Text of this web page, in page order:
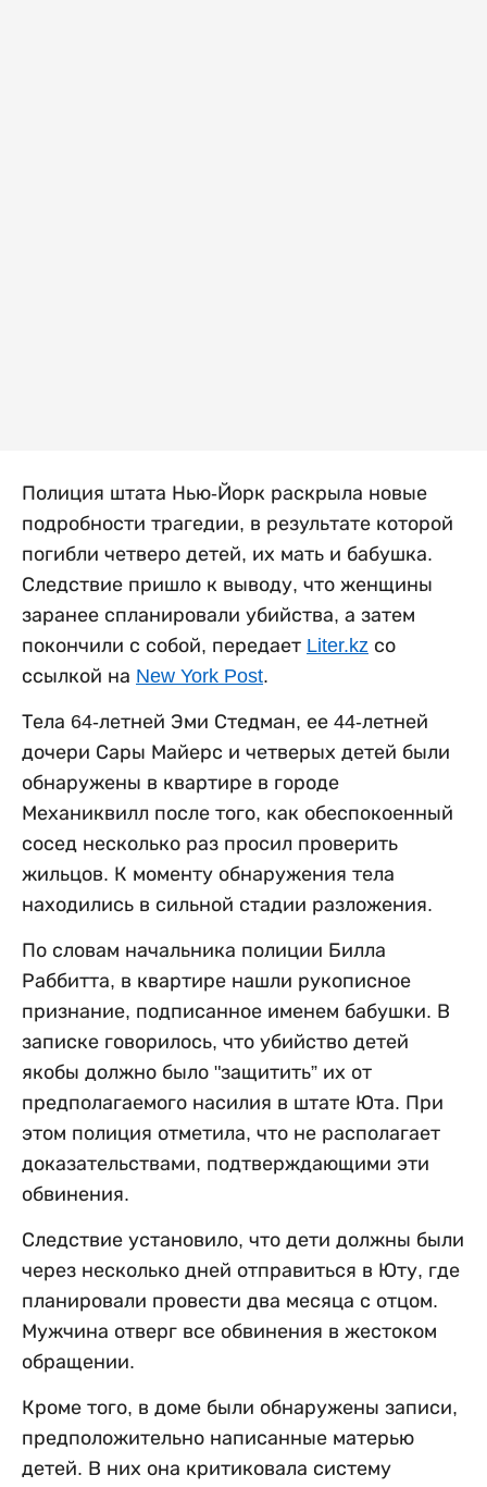
Полиция штата Нью-Йорк раскрыла новые
подробности трагедии, в результате которой
погибли четверо детей, их мать и бабушка.
Следствие пришло к выводу, что женщины
заранее спланировали убийства, а затем
покончили с собой, передает Liter.kz со
ссылкой на New York Post.
Тела 64-летней Эми Стедман, ее 44-летней
дочери Сары Майерс и четверых детей были
обнаружены в квартире в городе
Механиквилл после того, как обеспокоенный
сосед несколько раз просил проверить
жильцов. К моменту обнаружения тела
находились в сильной стадии разложения.
По словам начальника полиции Билла
Раббитта, в квартире нашли рукописное
признание, подписанное именем бабушки. В
записке говорилось, что убийство детей
якобы должно было "защитить” их от
предполагаемого насилия в штате Юта. При
этом полиция отметила, что не располагает
доказательствами, подтверждающими эти
обвинения.
Следствие установило, что дети должны были
через несколько дней отправиться в Юту, где
планировали провести два месяца с отцом.
Мужчина отверг все обвинения в жестоком
обращении.
Кроме того, в доме были обнаружены записи,
предположительно написанные матерью
детей. В них она критиковала систему